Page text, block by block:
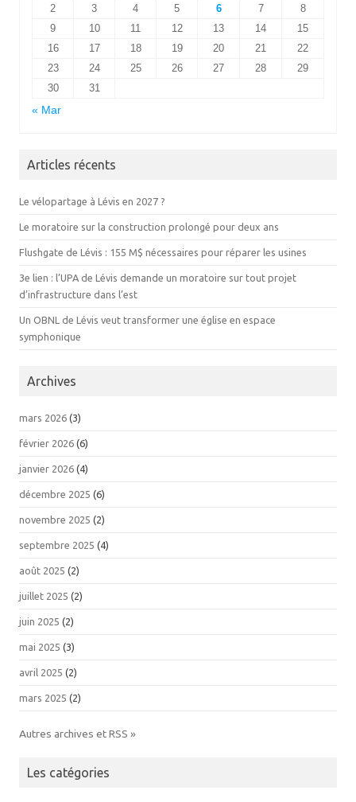
2
3 4 5 6 7
8
9
10 11 12 13 14
15
16
17 18 19 20 21
22
23
24 25 26 27 28
29
30
31
« Mar
Articles récents
Le vélopartage à Lévis en 2027 ?
Le moratoire sur la construction prolongé pour deux ans
Flushgate de Lévis : 155 M$ nécessaires pour réparer les usines
3e lien : l’UPA de Lévis demande un moratoire sur tout projet
d’infrastructure dans l’est
Un OBNL de Lévis veut transformer une église en espace
symphonique
Archives
mars 2026 (3)
février 2026 (6)
janvier 2026 (4)
décembre 2025 (6)
novembre 2025 (2)
septembre 2025 (4)
août 2025 (2)
juillet 2025 (2)
juin 2025 (2)
mai 2025 (3)
avril 2025 (2)
mars 2025 (2)
Autres archives et RSS »
Les catégories